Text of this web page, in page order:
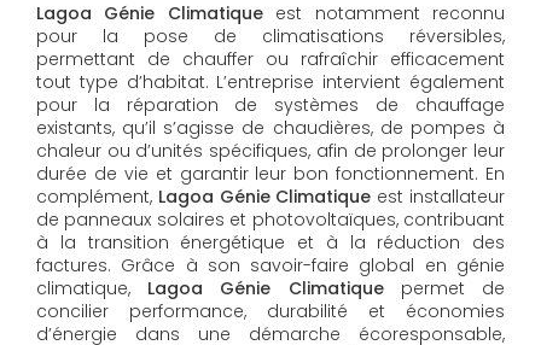
Lagoa Génie Climatiqueest notamment reconnu
pour la pose de climatisations réversibles,
permettant de chauffer ou rafraîchir efficacement
tout type d’habitat. L’entreprise intervient également
pour la réparation de systèmes de chauffage
existants, qu’il s’agisse de chaudières, de pompes à
chaleur ou d’unités spécifiques, afin de prolonger leur
durée de vie et garantir leur bon fonctionnement. En
complément, Lagoa Génie Climatique est installateur
de panneaux solaires et photovoltaïques, contribuant
à la transition énergétique et à la réduction des
factures. Grâce à son savoir-faire global en génie
climatique, Lagoa Génie Climatiquepermet de
concilier performance, durabilité et économies
d’énergie dans une démarche écoresponsable,